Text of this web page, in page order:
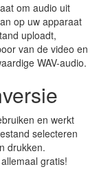
om audio uit
op uw apparaat
uploadt,
van de video en
WAV-audio.
en werkt
selecteren
drukken.
gratis!